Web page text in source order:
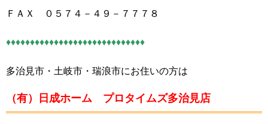
ＦＡＸ ０５７４－４９－７７７８
♦♦♦♦♦♦♦♦♦♦♦♦♦♦♦♦♦♦♦♦♦♦♦♦♦♦♦♦♦
多治見市・土岐市・瑞浪市にお住いの方は
（有）日成ホーム プロタイムズ多治見店